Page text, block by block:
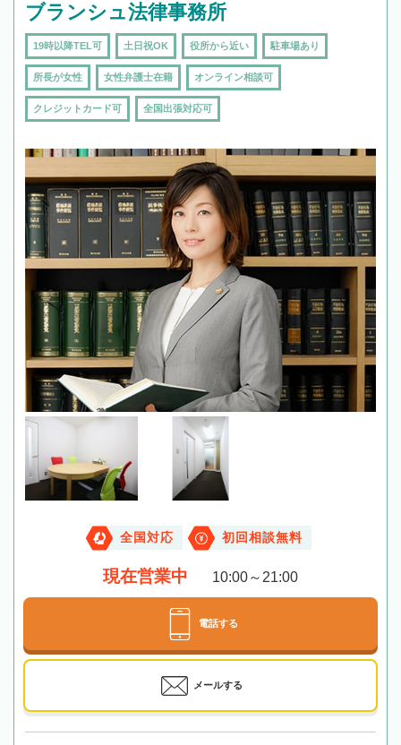
ブランシュ法律事務所
19時以降TEL可 土日祝OK 役所から近い 駐車場あり
所長が女性 女性弁護士在籍 オンライン相談可
クレジットカード可 全国出張対応可
全国対応 初回相談無料
現在営業中 10:00～21:00
電話する
メールする